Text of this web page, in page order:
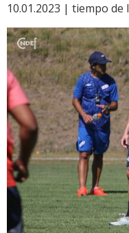
10.01.2023 | tiempo de